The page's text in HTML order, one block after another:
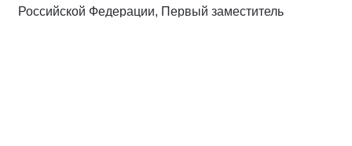
Российской Федерации, Первый заместитель